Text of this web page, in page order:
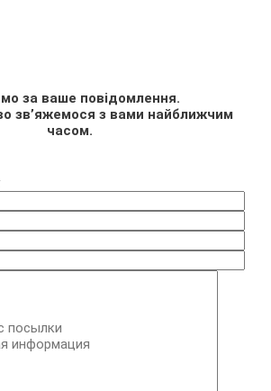
за ваше повідомлення.
зв’яжемося з вами найближчим
часом.